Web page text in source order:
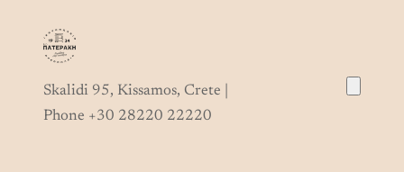
Skalidi 95, Kissamos, Crete |
Phone +30 28220 22220